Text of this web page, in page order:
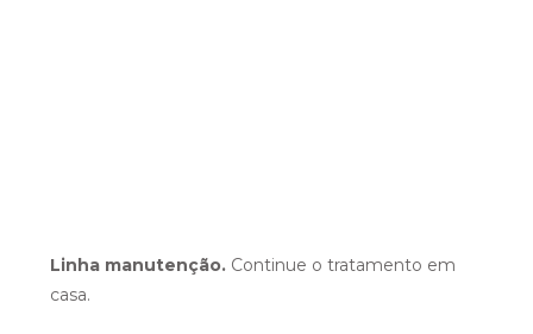
Linha manutenção. Continue o tratamento em
casa.